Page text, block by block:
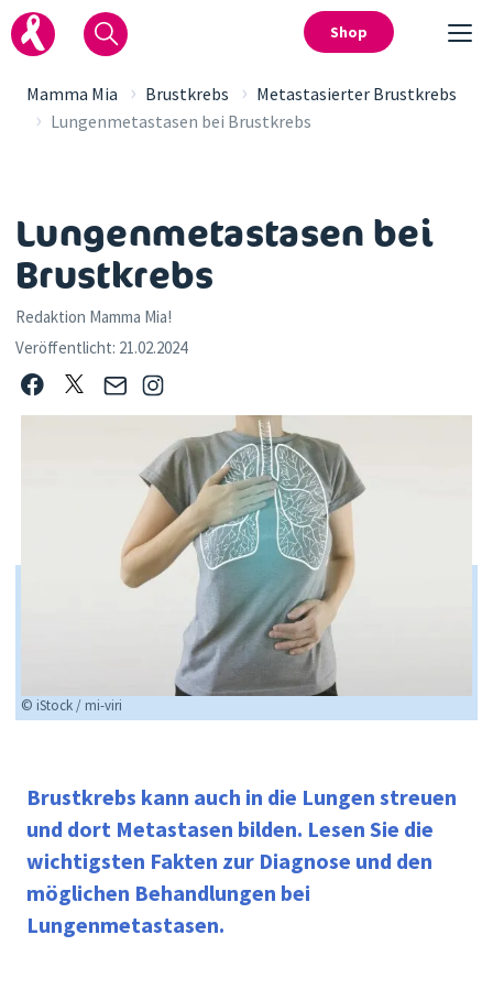
Shop
Mamma Mia › Brustkrebs › Metastasierter Brustkrebs
› Lungenmetastasen bei Brustkrebs
Lungenmetastasen bei
Brustkrebs
Redaktion Mamma Mia!
Veröffentlicht: 21.02.2024
© iStock / mi-viri
Brustkrebs kann auch in die Lungen streuen
und dort Metastasen bilden. Lesen Sie die
wichtigsten Fakten zur Diagnose und den
möglichen Behandlungen bei
Lungenmetastasen.